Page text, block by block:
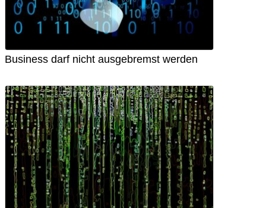
Business darf nicht ausgebremst werden